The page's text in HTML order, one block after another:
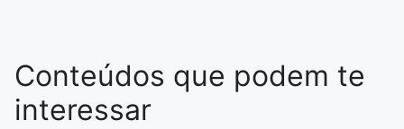
Conteúdos que podem te
interessar